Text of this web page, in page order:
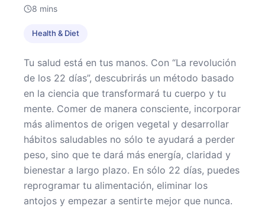
8 mins
Health & Diet
Tu salud está en tus manos. Con “La revolución
de los 22 días”, descubrirás un método basado
en la ciencia que transformará tu cuerpo y tu
mente. Comer de manera consciente, incorporar
más alimentos de origen vegetal y desarrollar
hábitos saludables no sólo te ayudará a perder
peso, sino que te dará más energía, claridad y
bienestar a largo plazo. En sólo 22 días, puedes
reprogramar tu alimentación, eliminar los
antojos y empezar a sentirte mejor que nunca.